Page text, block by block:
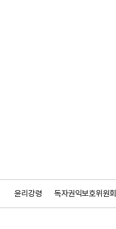
윤리강령 독자권익보호위원회